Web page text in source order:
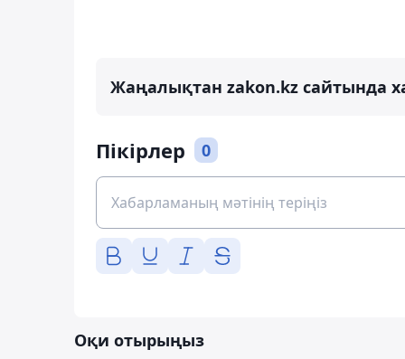
Жаңалықтан zakon.kz сайтында
Пікірлер 0
Оқи отырыңыз